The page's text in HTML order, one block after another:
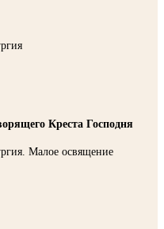
Креста Господня
Малое освящение